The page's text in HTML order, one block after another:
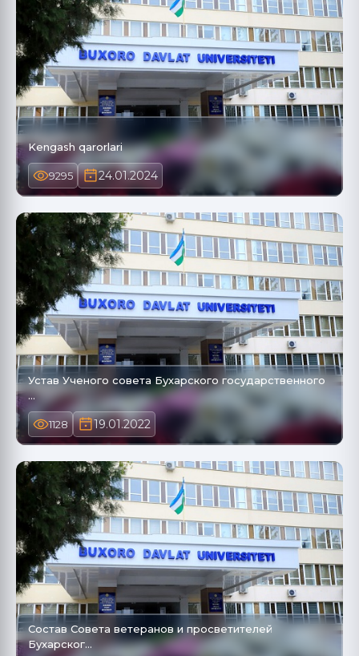
Kengash qarorlari
9295 24.01.2024
Устав Ученого совета Бухарского государственного
…
1128 19.01.2022
Состав Совета ветеранов и просветителей
Бухарског…